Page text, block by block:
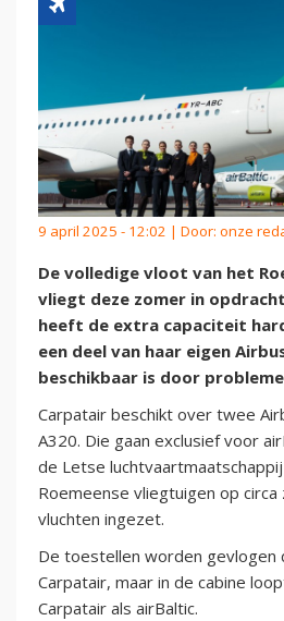
9 april 2025 - 12:02 | Door: onze
De volledige vloot van het
vliegt deze zomer in
heeft de extra capaciteit
een deel van haar eigen
beschikbaar is door
Carpatair beschikt over twee
A320. Die gaan exclusief voor
de Letse
Roemeense vliegtuigen op
vluchten ingezet.
De toestellen worden gevlogen
Carpatair, maar in de cabine
Carpatair als airBaltic.